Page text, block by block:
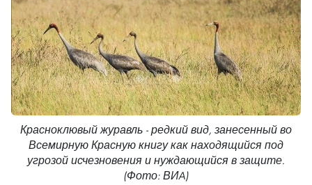
Красноклювый журавль - редкий вид, занесенный во
Всемирную Красную книгу как находящийся под
угрозой исчезновения и нуждающийся в защите.
(Фото: ВИA)